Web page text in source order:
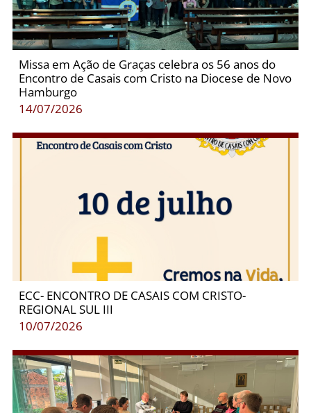
Missa em Ação de Graças celebra os 56 anos do
Encontro de Casais com Cristo na Diocese de Novo
Hamburgo
14/07/2026
ECC- ENCONTRO DE CASAIS COM CRISTO-
REGIONAL SUL III
10/07/2026